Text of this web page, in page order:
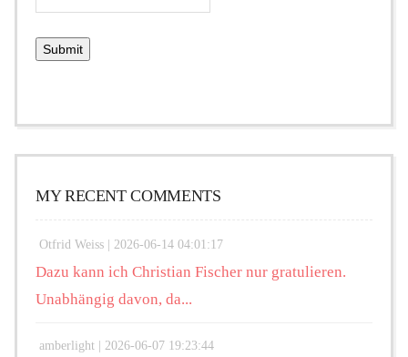
MY RECENT COMMENTS
Otfrid Weiss | 2026-06-14 04:01:17
Dazu kann ich Christian Fischer nur gratulieren.
Unabhängig davon, da...
amberlight | 2026-06-07 19:23:44